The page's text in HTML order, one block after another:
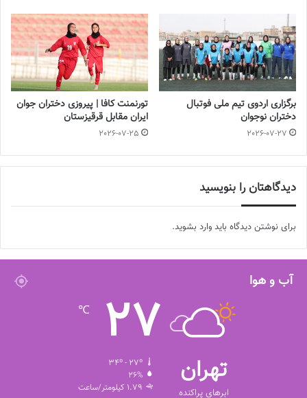
برگزاری اردوی تیم ملی فوتبال
دختران نوجوان
2026-07-27
تورنمنت کافا | پیروزی دختران جوان
ایران مقابل قرقیزستان
2026-07-25
دیدگاهتان را بنویسید
برای نوشتن دیدگاه باید وارد بشوید.
آب و هوا
تهران
ابرهای پراکنده
27
℃
34º - 27º
26%
1.79 کیلومتر/ساعت